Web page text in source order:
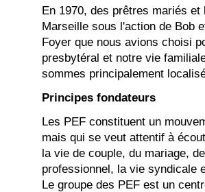
En 1970, des prêtres mariés
Marseille sous l'action de Bob
Foyer que nous avions choisi
presbytéral et notre vie
sommes principalement
Principes fondateurs
Les PEF constituent un
mais qui se veut attentif à
la vie de couple, du mariage,
professionnel, la vie
Le groupe des PEF est un